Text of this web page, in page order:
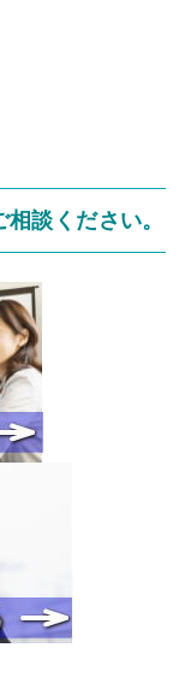
談ください。